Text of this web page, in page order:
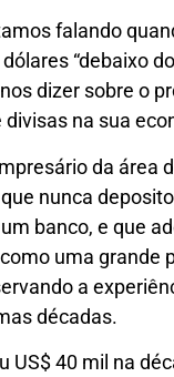
falando
“debaixo
dizer sobre o
na sua
da área
nunca
banco, e que
uma grande
a
décadas.
US$ 40 mil na